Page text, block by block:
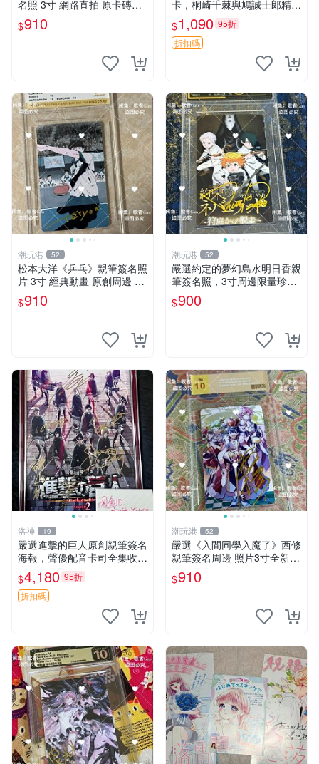
名照 3寸 網路直拍 原卡磚包
裝 發行限量 規格精細 收藏推
薦 yo-tsuba 簽名照 四葉妹妹
$910
卡，桐崎千棘與鳩誠士郎精美
周邊，3寸日版中古帶原裝卡
磚，國內直郵 偽戀 Nisekoi
簽名卡 桐崎千棘
$1,090 95折
折扣碼
潮玩港 52
松本大洋《乒乓》親筆簽名照
片 3寸 經典動畫 原創周邊 經
典動漫 周邊收藏 照片卡磚
$910
潮玩港 52
嚴選約定的夢幻島水明日香親
筆簽名照，3寸周邊限量珍藏
紙質佳 附卡磚 約定的夢幻島
筆記本 名人照
$900
洛神 19
嚴選進擊的巨人原創親筆簽名
海報，聲優配音卡司全集收藏
推薦 艾倫、三笠、阿明、埃
爾文巨細靡遺肖像照
$4,180 95折
折扣碼
潮玩港 52
嚴選《入間同學入魔了》西修
親筆簽名周邊 照片3寸全新含
卡磚 收藏推薦 鏡像照片 周邊
收藏
$910